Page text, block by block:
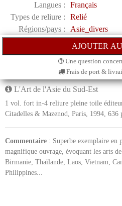
Langues :
Français
Types de reliure :
Relié
Régions/pays :
Asie_divers
Une question
Frais de port &
L'Art de l'Asie du Sud-Est
1 vol. fort in-4 reliure pleine toile
Citadelles & Mazenod, Paris, 1994, 636
Commentaire : Superbe exemplaire en
magnifique ouvrage, évoquant les arts
Birmanie, Thaïlande, Laos, Vietnam,
Philippines...